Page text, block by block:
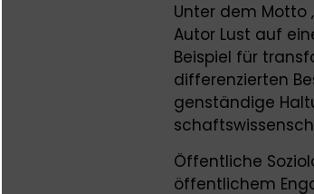
Unter dem Motto
Autor Lust auf
Beispiel für
differenzierten
genständige
Öffentliche
öffentlichem